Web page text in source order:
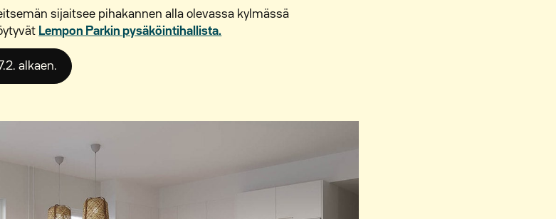
sijaitsee pihakannen alla olevassa kylmässä
Lempon Parkin pysäköintihallista.
alkaen.